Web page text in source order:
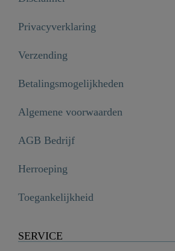
Privacyverklaring
Verzending
Betalingsmogelijkheden
Algemene voorwaarden
AGB Bedrijf
Herroeping
Toegankelijkheid
SERVICE